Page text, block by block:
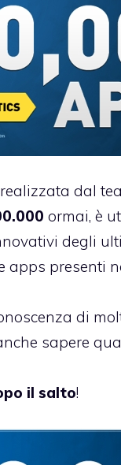
realizzata dal
ormai, è
degli
apps presenti
di
sapere
il salto!